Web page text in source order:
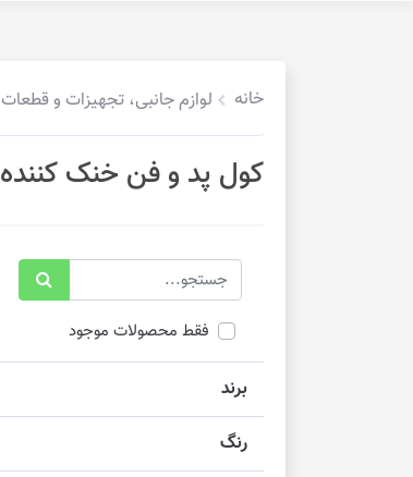
خانه لوازم جانبی، تجهیزات و قطعات
کول پد و فن خنک کننده
فقط محصولات موجود
برند
رنگ